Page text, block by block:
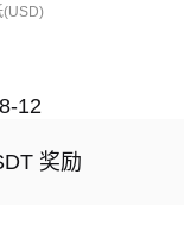
(USD)
12
奖励